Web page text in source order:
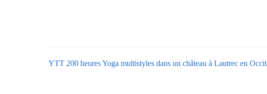
YTT 200 heures Yoga multistyles dans un château à Lautrec en